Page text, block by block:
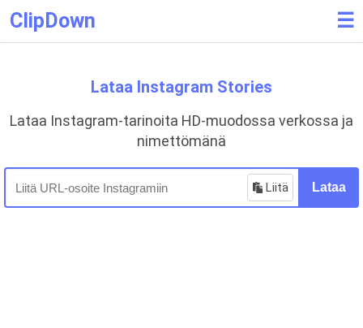
ClipDown ☰
Lataa Instagram Stories
Lataa Instagram-tarinoita HD-muodossa verkossa ja
nimettömänä
Liitä Lataa